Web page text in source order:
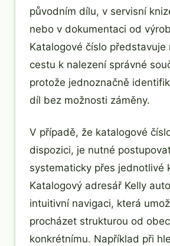
původním dílu, v servisní
nebo v dokumentaci od
Katalogové číslo představuje
cestu k nalezení správné
protože jednoznačně
díl bez možnosti záměny.
V případě, že katalogové
dispozici, je nutné
systematicky přes jednotlivé
Katalogový adresář Kelly
intuitivní navigaci, která
procházet strukturou od
konkrétnímu. Například při